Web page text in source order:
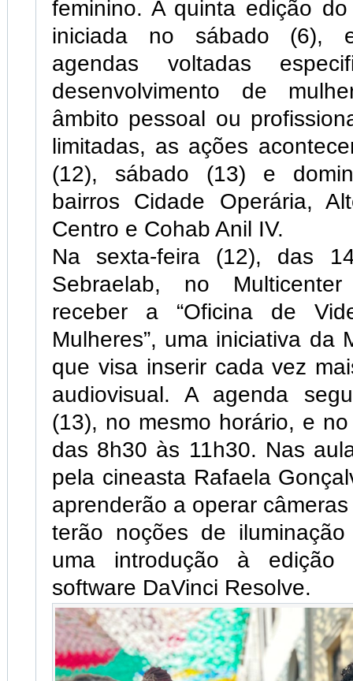
feminino. A quinta edição
iniciada no sábado (6),
agendas voltadas
desenvolvimento de
âmbito pessoal ou
limitadas, as ações
(12), sábado (13) e
bairros Cidade Operária,
Centro e Cohab Anil IV.
Na sexta-feira (12), das
Sebraelab, no
receber a “Oficina de
Mulheres”, uma iniciativa da
que visa inserir cada vez
audiovisual. A agenda
(13), no mesmo horário, e
das 8h30 às 11h30. Nas
pela cineasta Rafaela
aprenderão a operar
terão noções de
uma introdução à
software DaVinci Resolve.